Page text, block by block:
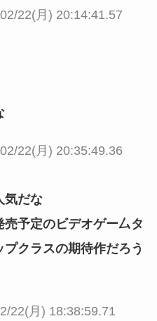
22(月) 20:14:41.57
22(月) 20:35:49.36
気だな
予定のビデオゲー厶タ
クラスの期待作だろう
22(月) 18:38:59.71